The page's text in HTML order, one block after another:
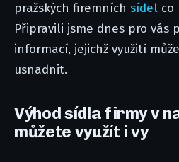
pražských firemních sídel co
Připravili jsme dnes pro vás
informací, jejichž využití
usnadnit.
Výhod sídla firmy v
můžete využít i vy